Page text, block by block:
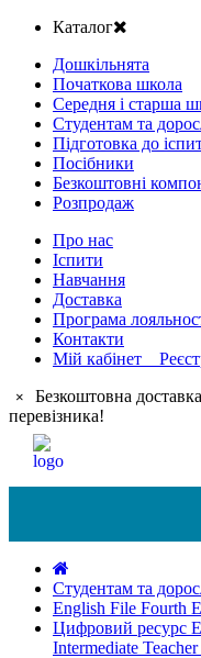
Каталог
Дошкільнята
Початкова школа
Середня і старша
Студентам та
Підготовка до
Посібники
Безкоштовні
Розпродаж
Про нас
Іспити
Навчання
Доставка
Програма
Контакти
Мій кабінет
×
Безкоштовна
перевізника!
Студентам та
English File Fourth
Цифровий ресурс
Intermediate